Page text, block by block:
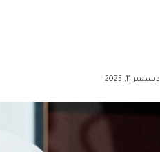
ديسمبر 11, 2025